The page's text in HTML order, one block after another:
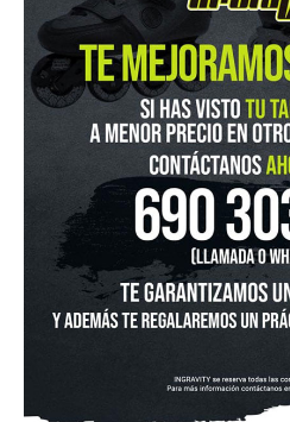
IN-GRAVITY MADRID RETIRO
Pza. Mariano de Cavia, 2
Tel.:
915 524 553
in-gravity@in-gravity.com
HORARIO
Lunes a Viernes de 12:00 - 20:30